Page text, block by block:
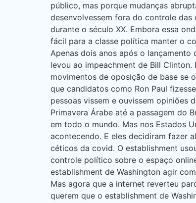
público, mas porque mudanças
desenvolvessem fora do controle
durante o século XX. Embora essa
fácil para a classe política manter o
Apenas dois anos após o
levou ao impeachment de Bill
movimentos de oposição de base se
que candidatos como Ron Paul
pessoas vissem e ouvissem opiniões
Primavera Árabe até a passagem do
em todo o mundo. Mas nos Estados
acontecendo. E eles decidiram fazer
céticos da covid. O establishment
controle político sobre o espaço
establishment de Washington agir
Mas agora que a internet reverteu
querem que o establishment de